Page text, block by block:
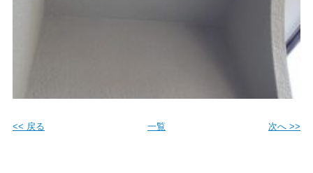
<< 戻る 一覧 次へ >>